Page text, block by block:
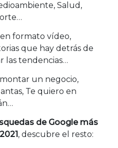
Salud,
formato vídeo,
que hay detrás de
las tendencias…
un negocio,
Te quiero en
de Google más
, descubre el resto: